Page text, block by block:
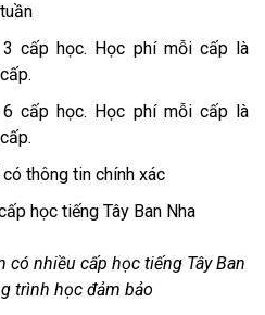
cấp học. Học phí mỗi cấp là
cấp học. Học phí mỗi cấp là
thông tin chính xác
có nhiều cấp học tiếng Tây Ban
trình học đảm bảo